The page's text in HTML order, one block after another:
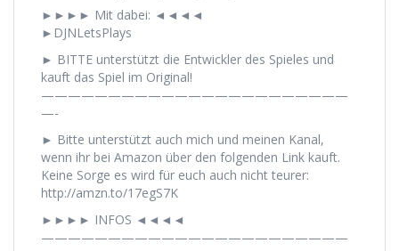
►►►► Mit dabei: ◄◄◄◄
►DJNLetsPlays
► BITTE unterstützt die Entwickler des Spieles und
kauft das Spiel im Original!
———————————————————————
—-
► Bitte unterstützt auch mich und meinen Kanal,
wenn ihr bei Amazon über den folgenden Link kauft.
Keine Sorge es wird für euch auch nicht teurer:
http://amzn.to/17egS7K
►►►► INFOS ◄◄◄◄
———————————————————————